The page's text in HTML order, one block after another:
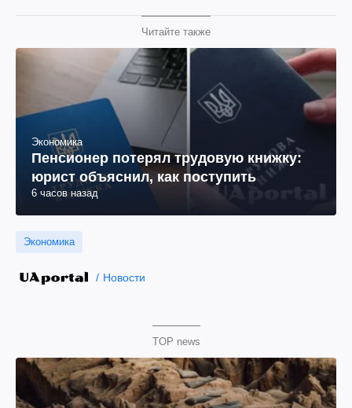
Читайте также
Экономика
Пенсионер потерял трудовую книжку:
юрист объяснил, как поступить
6 часов назад
Экономика
Новости
TOP news